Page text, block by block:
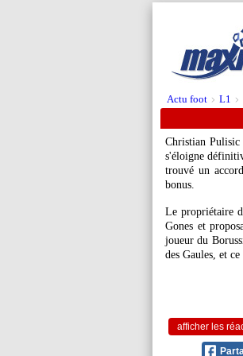
Actu foot > L1 >
ChristianPulisic
s'éloigne
trouvé un
bonus.
Le propriétaire
Gones et
joueur du
des Gaules, et
afficher les